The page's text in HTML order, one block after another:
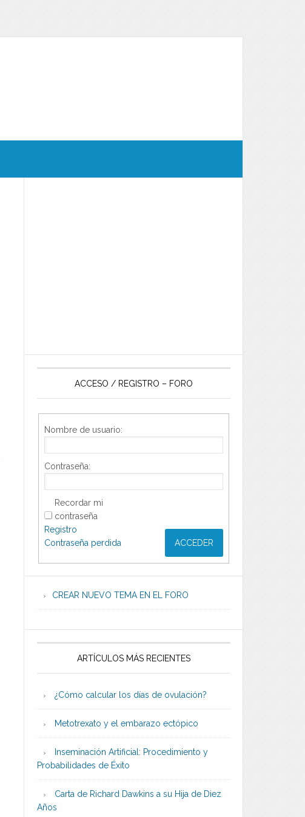
ACCESO / REGISTRO – FORO
Nombre de usuario:
Contraseña:
Recordar mi
contraseña
ACCEDER
Registro
Contraseña perdida
CREAR NUEVO TEMA EN EL FORO
ARTÍCULOS MÁS RECIENTES
¿Cómo calcular los días de ovulación?
Metotrexato y el embarazo ectópico
Inseminación Artificial: Procedimiento y
Probabilidades de Éxito
Carta de Richard Dawkins a su Hija de Diez
Años